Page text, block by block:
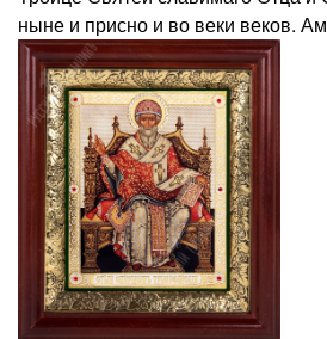
ныне и присно и во веки веков.